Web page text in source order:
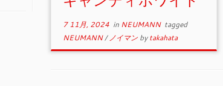
7 11月, 2024 in NEUMANN tagged
NEUMANN/ノイマン bytakahata